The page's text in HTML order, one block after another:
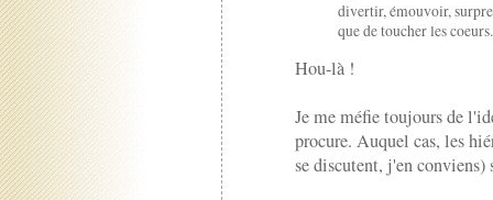
divertir, émouvoir,
que de toucher les coeurs.
Hou-là !
Je me méfie toujours de
procure. Auquel cas, les
se discutent, j'en conviens)